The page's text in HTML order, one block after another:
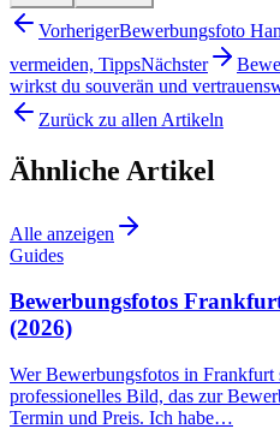
VorherigerBewerbungsfoto
vermeiden, TippsNächster
wirkst du souverän und
Zurück zu allen Artikeln
Ähnliche Artikel
Alle anzeigen
Guides
Bewerbungsfotos
(2026)
Wer Bewerbungsfotos in
professionelles Bild, das zur
Termin und Preis. Ich habe…